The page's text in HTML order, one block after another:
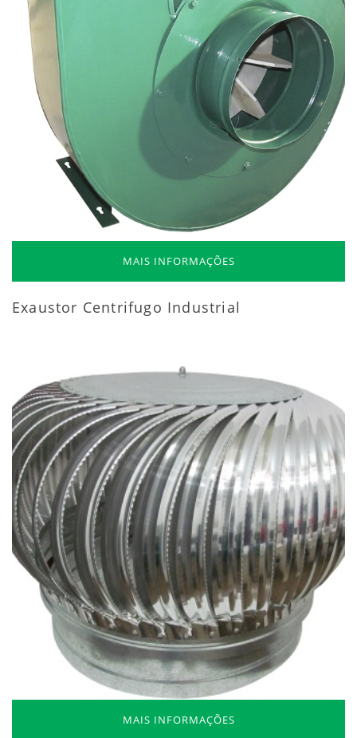
MAIS INFORMAÇÕES
Exaustor Centrifugo Industrial
MAIS INFORMAÇÕES